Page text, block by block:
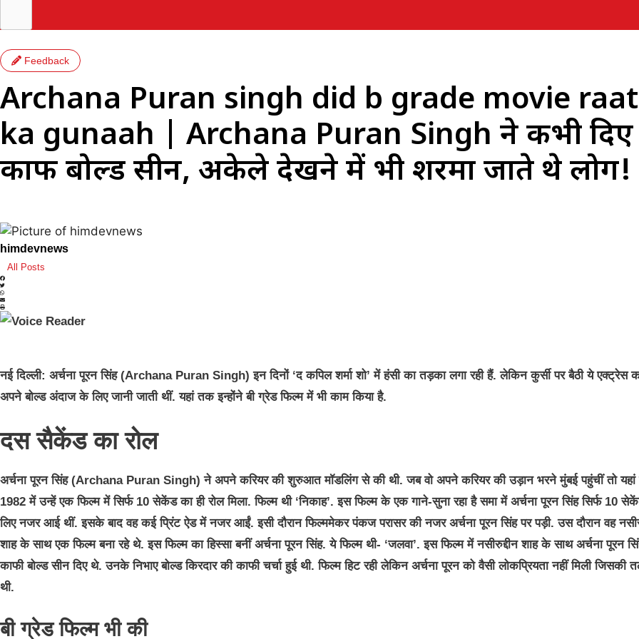
Feedback
Archana Puran singh did b grade movie raat
ka gunaah | Archana Puran Singh ने कभी
काफी बोल्ड सीन, अकेले देखने में भी शरमा जाते थे लोग!
himdevnews
All Posts
नई दिल्ली: अर्चना पूरन सिंह (Archana Puran Singh) इन दिनों ‘द कपिल शर्मा शो’ में हंसी का तड़का लगा रही हैं. लेकिन कुर्सी पर बैठी ये एक्ट्रेस
अपने बोल्ड अंदाज के लिए जानी जाती थीं. यहां तक इन्होंने बी ग्रेड फिल्म में भी काम किया है.
दस सैकेंड का रोल
अर्चना पूरन सिंह (Archana Puran Singh) ने अपने करियर की शुरुआत मॉडलिंग से की थी. जब वो अपने करियर की उड़ान भरने मुंबई पहुंचीं तो यहां
1982 में उन्हें एक फिल्म में सिर्फ 10 सेकेंड का ही रोल मिला. फिल्म थी ‘निकाह’. इस फिल्म के एक गाने-सुना रहा है समा में अर्चना पूरन सिंह सिर्फ 10
लिए नजर आई थीं. इसके बाद वह कई प्रिंट ऐड में नजर आईं. इसी दौरान फिल्ममेकर पंकज परासर की नजर अर्चना पूरन सिंह पर पड़ी. उस दौरान वह
शाह के साथ एक फिल्म बना रहे थे. इस फिल्म का हिस्सा बनीं अर्चना पूरन सिंह. ये फिल्म थी- ‘जलवा’. इस फिल्म में नसीरुद्दीन शाह के साथ अर्चना पूरन
काफी बोल्ड सीन दिए थे. उनके निभाए बोल्ड किरदार की काफी चर्चा हुई थी. फिल्म हिट रही लेकिन अर्चना पूरन को वैसी लोकप्रियता नहीं मिली जिसकी
थी.
बी ग्रेड फिल्म भी की